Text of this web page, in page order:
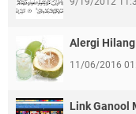
Alergi
11/06/2016
Link Ganool